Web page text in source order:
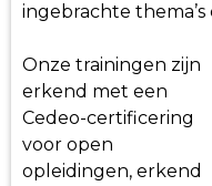
ingebrachte
Onze trainingen zijn
erkend met een
Cedeo-certificering
voor open
opleidingen, erkend